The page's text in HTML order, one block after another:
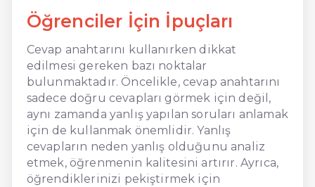
Öğrenciler İçin İpuçları
Cevap anahtarını kullanırken dikkat
edilmesi gereken bazı noktalar
bulunmaktadır. Öncelikle, cevap anahtarını
sadece doğru cevapları görmek için değil,
aynı zamanda yanlış yapılan soruları anlamak
için de kullanmak önemlidir. Yanlış
cevapların neden yanlış olduğunu analiz
etmek, öğrenmenin kalitesini artırır. Ayrıca,
öğrendiklerinizi pekiştirmek için